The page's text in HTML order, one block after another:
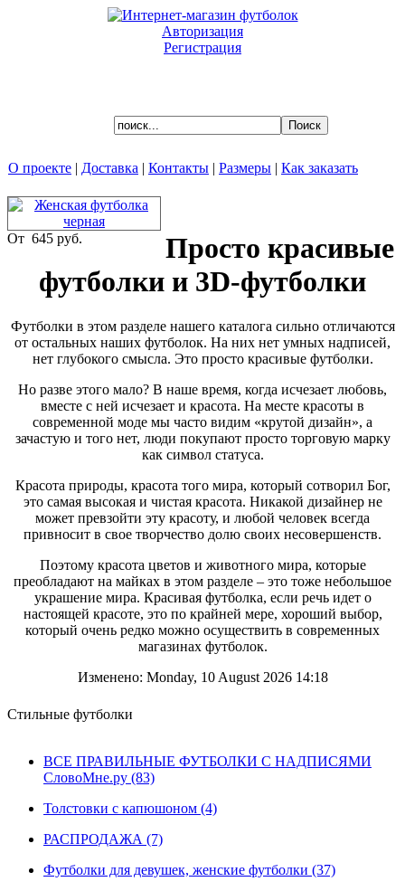
Авторизация
Регистрация
О проекте | Доставка | Контакты | Размеры | Как заказать
Просто красивые футболки и
3D-футболки
от остальных наших футболок. На них нет умных надписей,
нет глубокого смысла. Это просто красивые футболки.
вместе с ней исчезает и красота. На месте красоты в
современной моде мы часто видим «крутой дизайн», а
зачастую и того нет, люди покупают просто торговую марку
как символ статуса.
это самая высокая и чистая красота. Никакой дизайнер не
может превзойти эту красоту, и любой человек всегда
привносит в свое творчество долю своих несовершенств.
преобладают на майках в этом разделе – это тоже небольшое
украшение мира. Красивая футболка, если речь идет о
настоящей красоте, это по крайней мере, хороший выбор,
который очень редко можно осуществить в современных
магазинах футболок.
От 645 руб.
Просто красивые
футболки и 3D-футболки
Футболки в этом разделе нашего каталога сильно отличаются
от остальных наших футболок. На них нет умных надписей,
нет глубокого смысла. Это просто красивые футболки.
Но разве этого мало? В наше время, когда исчезает любовь,
вместе с ней исчезает и красота. На месте красоты в
современной моде мы часто видим «крутой дизайн», а
зачастую и того нет, люди покупают просто торговую марку
как символ статуса.
Красота природы, красота того мира, который сотворил Бог,
это самая высокая и чистая красота. Никакой дизайнер не
может превзойти эту красоту, и любой человек всегда
привносит в свое творчество долю своих несовершенств.
Поэтому красота цветов и животного мира, которые
преобладают на майках в этом разделе – это тоже небольшое
украшение мира. Красивая футболка, если речь идет о
настоящей красоте, это по крайней мере, хороший выбор,
который очень редко можно осуществить в современных
магазинах футболок.
Изменено: Monday, 10 August 2026 14:18
Стильные футболки
ВСЕ ПРАВИЛЬНЫЕ ФУТБОЛКИ С НАДПИСЯМИ
СловоМне.ру (83)
Толстовки с капюшоном (4)
РАСПРОДАЖА (7)
Футболки для девушек, женские футболки (37)